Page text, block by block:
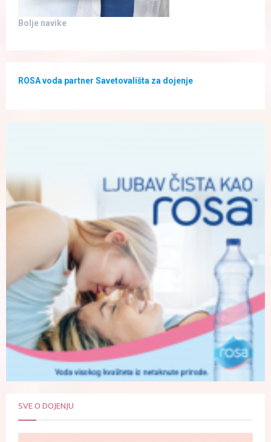
Bolje navike
ROSA voda partner Savetovališta za dojenje
SVE O DOJENJU